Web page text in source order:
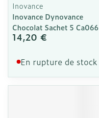
Inovance
Inovance Dynovance
Chocolat Sachet 5 Ca066
14,20 €
En rupture de stock